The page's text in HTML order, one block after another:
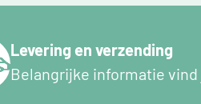
Levering en verzending
Belangrijke informatie